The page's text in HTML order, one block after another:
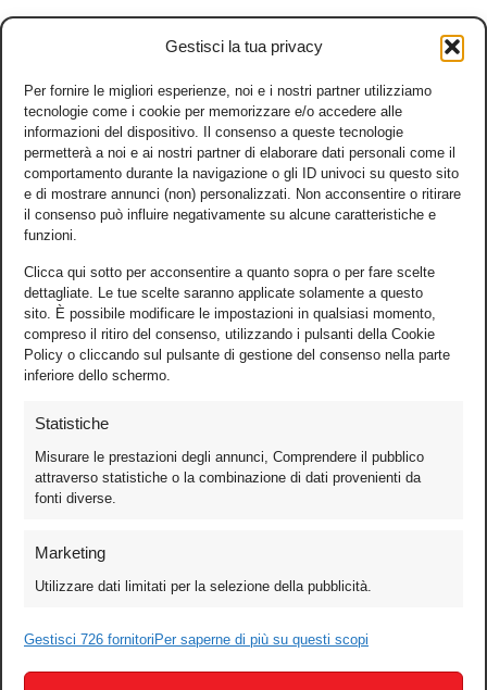
Gestisci la tua privacy
Per fornire le migliori esperienze, noi e i nostri partner utilizziamo
tecnologie come i cookie per memorizzare e/o accedere alle
informazioni del dispositivo. Il consenso a queste tecnologie
permetterà a noi e ai nostri partner di elaborare dati personali come il
comportamento durante la navigazione o gli ID univoci su questo sito
e di mostrare annunci (non) personalizzati. Non acconsentire o ritirare
il consenso può influire negativamente su alcune caratteristiche e
funzioni.
Clicca qui sotto per acconsentire a quanto sopra o per fare scelte
dettagliate. Le tue scelte saranno applicate solamente a questo
sito. È possibile modificare le impostazioni in qualsiasi momento,
compreso il ritiro del consenso, utilizzando i pulsanti della Cookie
Policy o cliccando sul pulsante di gestione del consenso nella parte
inferiore dello schermo.
Statistiche
Misurare le prestazioni degli annunci, Comprendere il pubblico
attraverso statistiche o la combinazione di dati provenienti da
fonti diverse.
Marketing
Utilizzare dati limitati per la selezione della pubblicità.
Gestisci 726 fornitori Per saperne di più su questi scopi
Games
Test